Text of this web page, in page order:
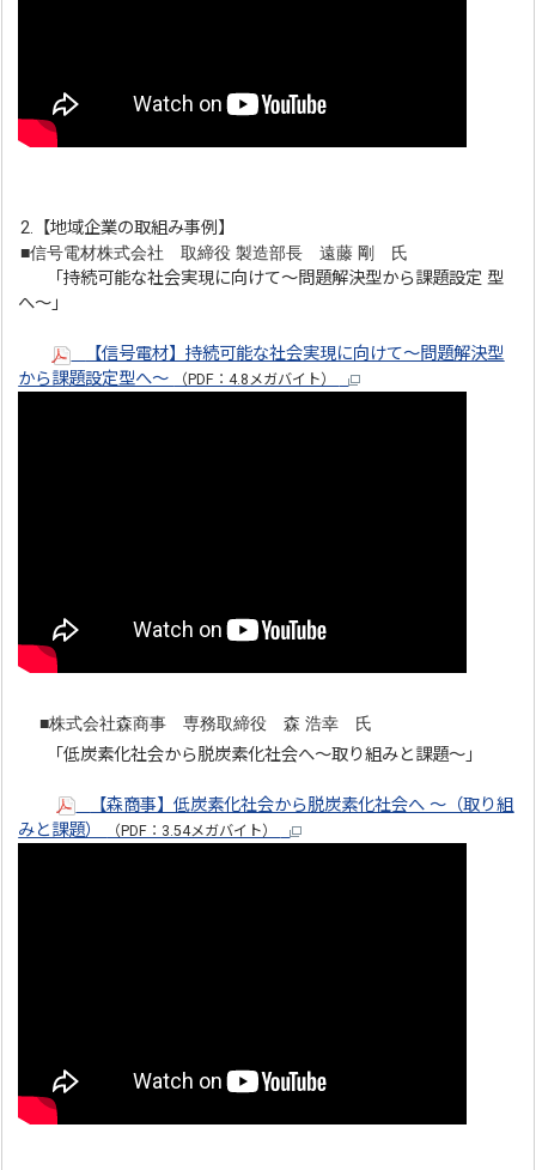
2.【地域企業の取組み事例】
■信号電材株式会社 取締役 製造部長 遠藤 剛 氏
「持続可能な社会実現に向けて～問題解決型から課題設定 型
へ～」
【信号電材】持続可能な社会実現に向けて～問題解決型
から課題設定型へ～
（PDF：4.8メガバイト）
■株式会社森商事 専務取締役 森 浩幸 氏
「低炭素化社会から脱炭素化社会へ～取り組みと課題～」
【森商事】低炭素化社会から脱炭素化社会へ ～（取り組
みと課題）
（PDF：3.54メガバイト）